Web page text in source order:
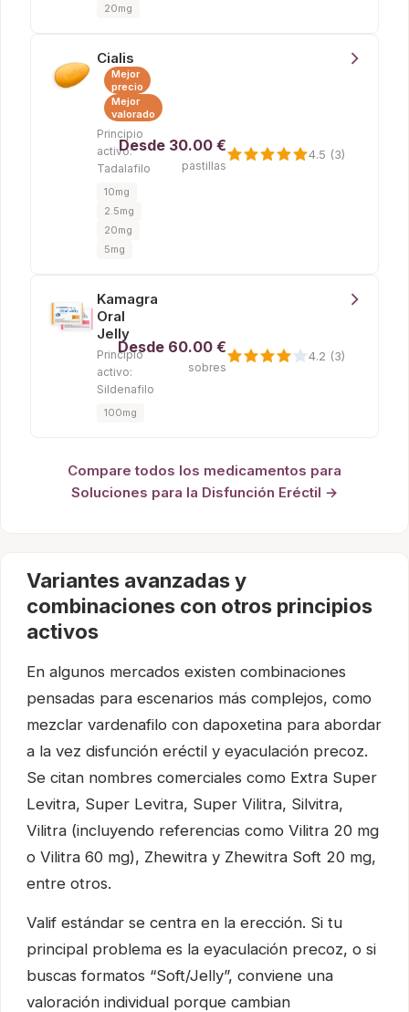
20mg
Cialis
Mejor
precio
Mejor
valorado
Principio
activo:
Tadalafilo
10mg
2.5mg
20mg
5mg
Desde 30.00 €
pastillas
4.5 (3)
Kamagra
Oral
Jelly
Principio
activo:
Sildenafilo
100mg
Desde 60.00 €
sobres
4.2 (3)
Compare todos los medicamentos para
Soluciones para la Disfunción Eréctil →
Variantes avanzadas y
combinaciones con otros principios
activos
En algunos mercados existen combinaciones
pensadas para escenarios más complejos, como
mezclar vardenafilo con dapoxetina para abordar
a la vez disfunción eréctil y eyaculación precoz.
Se citan nombres comerciales como Extra Super
Levitra, Super Levitra, Super Vilitra, Silvitra,
Vilitra (incluyendo referencias como Vilitra 20 mg
o Vilitra 60 mg), Zhewitra y Zhewitra Soft 20 mg,
entre otros.
Valif estándar se centra en la erección. Si tu
principal problema es la eyaculación precoz, o si
buscas formatos “Soft/Jelly”, conviene una
valoración individual porque cambian